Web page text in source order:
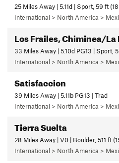
25 Miles Away | 5.11d | Sport, 59 ft
Los Frailes, Chiminea/La
33 Miles Away | 5.10d PG13 | Sport,
International > North America >
Satisfaccion
39 Miles Away | 5.11b PG13 | Trad
Tierra Suelta
28 Miles Away | V0 | Boulder, 511 ft